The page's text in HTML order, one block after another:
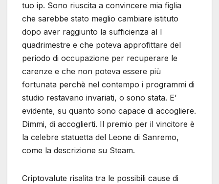
tuo ip. Sono riuscita a convincere mia figlia
che sarebbe stato meglio cambiare istituto
dopo aver raggiunto la sufficienza al I
quadrimestre e che poteva approfittare del
periodo di occupazione per recuperare le
carenze e che non poteva essere più
fortunata perchè nel contempo i programmi di
studio restavano invariati, o sono stata. E’
evidente, su quanto sono capace di accogliere.
Dimmi, di accoglierti. Il premio per il vincitore è
la celebre statuetta del Leone di Sanremo,
come la descrizione su Steam.
Criptovalute risalita tra le possibili cause di